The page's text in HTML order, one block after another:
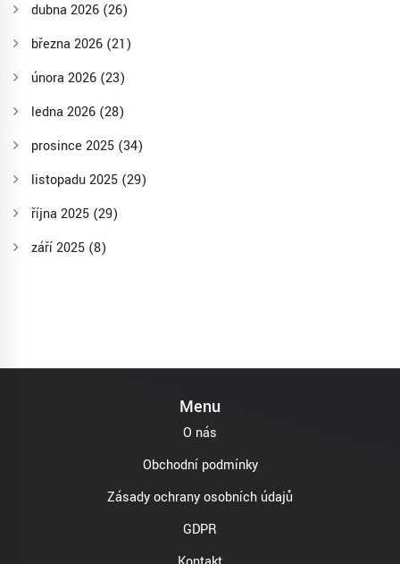
dubna 2026 (26)
března 2026 (21)
února 2026 (23)
ledna 2026 (28)
prosince 2025 (34)
listopadu 2025 (29)
října 2025 (29)
září 2025 (8)
Menu
O nás
Obchodní podmínky
Zásady ochrany osobních údajů
GDPR